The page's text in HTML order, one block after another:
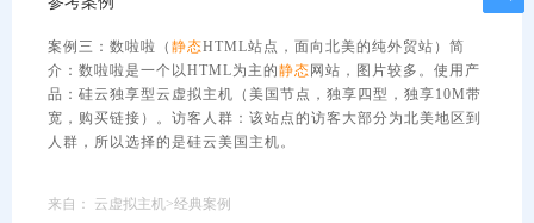
案例三：数啦啦（ 静态HTML站点，面向北美的纯外贸站）简
介：数啦啦是一个以HTML为主的静态 网站，图片较多。使用产
品：硅云独享型云虚拟主机（美国节点，独享四型，独享10M带
宽，购买链接）。访客人群：该站点的访客大部分为北美地区到
人群，所以选择的是硅云美国主机。
来自： 云虚拟主机>经典案例